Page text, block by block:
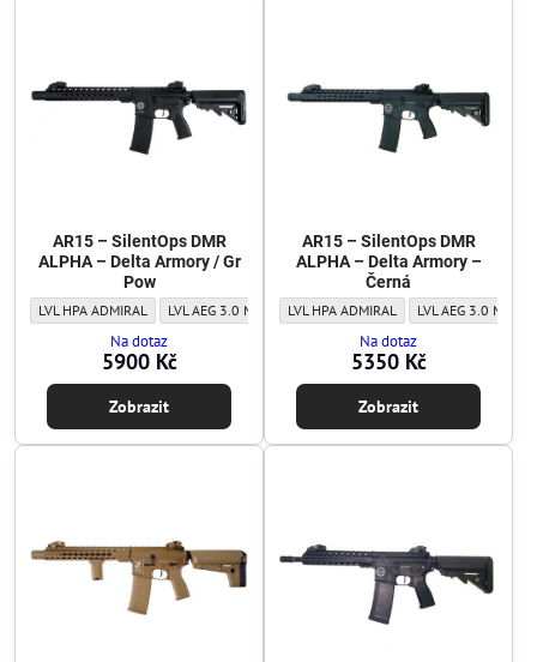
AR15 – SilentOps DMR
ALPHA – Delta Armory / Gr
Pow
AR15 – SilentOps DMR ALPHA – Delta Armory / Gr Pow - Level:
LVL HPA ADMIRAL AR15 – SilentOps DMR ALPHA – Delta Armory / Gr Pow -
LVL AEG 3.0 MAJOR AR15 – SilentOps DMR ALPHA –
LVL AEG 1.0 BASIC
Na dotaz
5900 Kč
Zobrazit
AR15 – SilentOps DMR
ALPHA – Delta Armory –
Černá
AR15 – SilentOps DMR ALPHA – Delta
LVL HPA ADMIRAL AR15 – SilentOps
LVL AEG 3.0 MAJOR
Na dotaz
5350 Kč
Zobrazit